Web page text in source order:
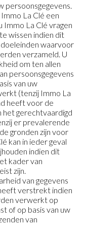
persoonsgegevens.
La Clé een
Immo La Clé vragen
wissen indien dit
waarvoor
verzameld. U
om ten allen
persoonsgegevens
van uw
(tenzij Immo La
heeft voor de
het gerechtvaardigd
er prevalerende
gronden zijn voor
kan in ieder geval
indien dit
kader van
zijn.
van gegevens
verstrekt indien
verwerkt op
of op basis van uw
van